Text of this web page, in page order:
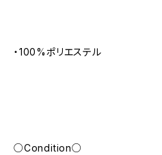
・100%ポリエステル
○Condition○